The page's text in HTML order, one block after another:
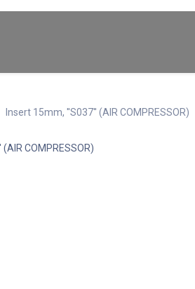
Insert 15mm, ''S037'' (AIR COMPRESSOR)